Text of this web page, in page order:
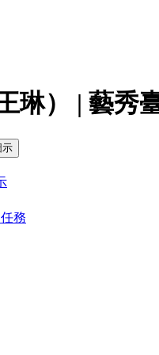
琳） | 藝秀
務